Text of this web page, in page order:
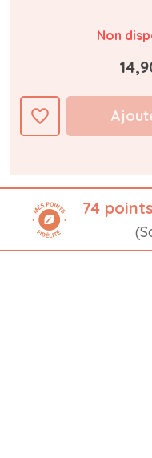
Non
favorite_border
74 points